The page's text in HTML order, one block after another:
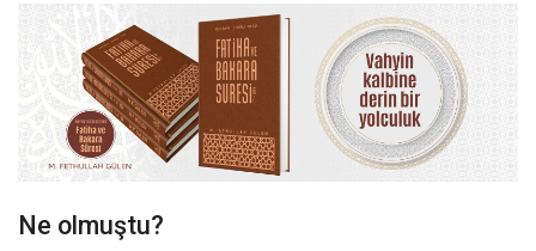
Ne olmuştu?